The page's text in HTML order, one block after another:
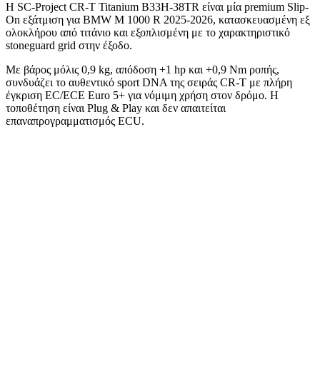
Η SC-Project CR-T Titanium B33H-38TR είναι μία premium Slip-
On εξάτμιση για BMW M 1000 R 2025-2026, κατασκευασμένη εξ
ολοκλήρου από τιτάνιο και εξοπλισμένη με το χαρακτηριστικό
stoneguard grid στην έξοδο.
Με βάρος μόλις 0,9 kg, απόδοση +1 hp και +0,9 Nm ροπής,
συνδυάζει το αυθεντικό sport DNA της σειράς CR-T με πλήρη
έγκριση EC/ECE Euro 5+ για νόμιμη χρήση στον δρόμο. Η
τοποθέτηση είναι Plug & Play και δεν απαιτείται
επαναπρογραμματισμός ECU.